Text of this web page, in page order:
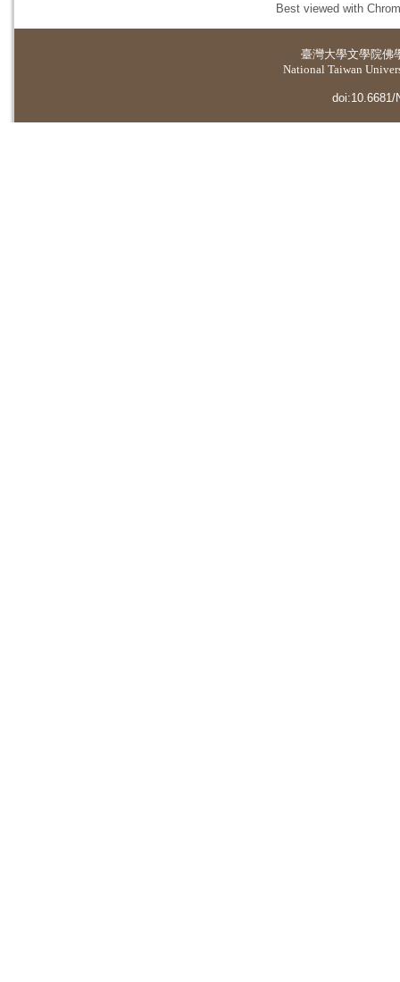
Best viewed with
臺灣大學文學院佛
National Taiwan
doi:10.6681/